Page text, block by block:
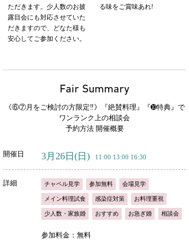
ただきます。少人数のお披
露目会にも対応させていた
だきますので、どなた様も
安心してご参加ください。
る味をご賞味あれ!
Fair Summary
《⑥⑦月をご検討の方限定‼️》『絶賛料理』『➓特典』で
ワンランク上の相談会
予約方法 開催概要
開催日 3月26日 (日) 11:00 13:00 16:30
詳細 チャペル見学 参加無料 会場見学
メイン料理試食 感染症対策 お料理重視
少人数・家族婚 おすすめ お急ぎ婚 相談会
参加料金：無料